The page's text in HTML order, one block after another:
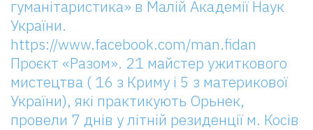
гуманітаристика» в Малій Академії Наук
України.
https://www.facebook.com/man.fidan
Проєкт «Разом». 21 майстер ужиткового
мистецтва ( 16 з Криму і 5 з материкової
України), які практикують Орьнек,
провели 7 днів у літній резиденції м. Косів